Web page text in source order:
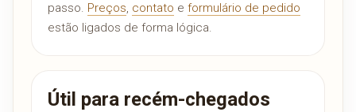
passo. Preços, contato e formulário de pedido
estão ligados de forma lógica.
Útil para recém-chegados